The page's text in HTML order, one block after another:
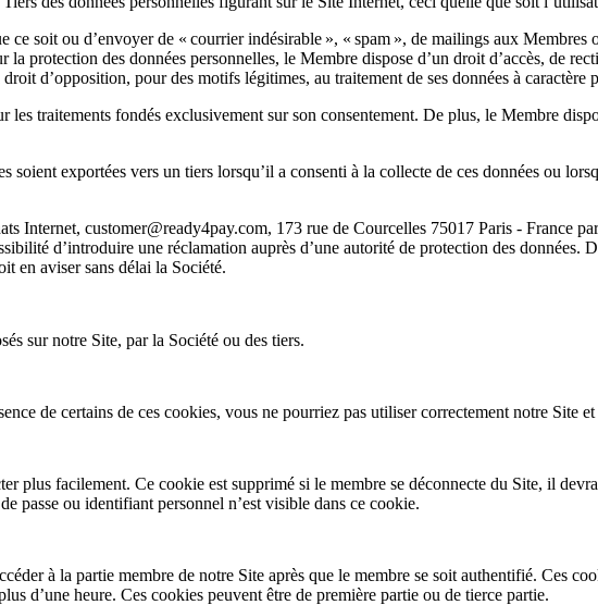
soit ou d’envoyer de « courrier indésirable », « spam », de mailings aux Membres
protection des données personnelles, le Membre dispose d’un droit d’accès, de
d’opposition, pour des motifs légitimes, au traitement de ses données à caractère
traitements fondés exclusivement sur son consentement. De plus, le Membre
exportées vers un tiers lorsqu’il a consenti à la collecte de ces données ou
Internet, customer@ready4pay.com, 173 rue de Courcelles 75017 Paris - France
d’introduire une réclamation auprès d’une autorité de protection des données.
en aviser sans délai la Société.
sur notre Site, par la Société ou des tiers.
de certains de ces cookies, vous ne pourriez pas utiliser correctement notre Site
plus facilement. Ce cookie est supprimé si le membre se déconnecte du Site, il
passe ou identifiant personnel n’est visible dans ce cookie.
à la partie membre de notre Site après que le membre se soit authentifié. Ces
d’une heure. Ces cookies peuvent être de première partie ou de tierce partie.